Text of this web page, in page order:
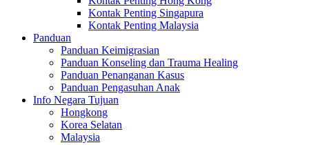
Kontak Penting Singapura
Kontak Penting Malaysia
Panduan
Panduan Keimigrasian
Panduan Konseling dan Trauma Healing
Panduan Penanganan Kasus
Panduan Pengasuhan Anak
Info Negara Tujuan
Hongkong
Korea Selatan
Malaysia